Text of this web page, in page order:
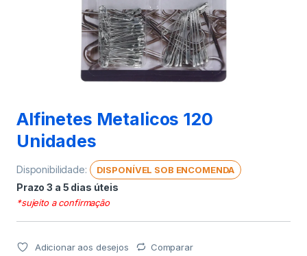
Alfinetes Metalicos 120
Unidades
Disponibilidade: DISPONÍVEL SOB ENCOMENDA
Prazo 3 a 5 dias úteis
*sujeito a confirmação
Adicionar aos desejos Comparar